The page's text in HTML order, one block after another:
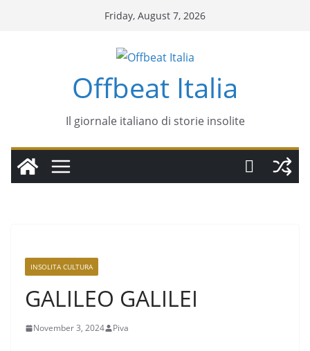
Friday, August 7, 2026
Offbeat Italia
Il giornale italiano di storie insolite
INSOLITA CULTURA
GALILEO GALILEI
November 3, 2024 Piva